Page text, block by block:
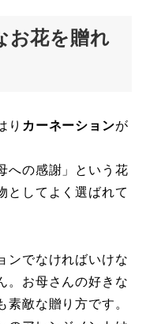
お花を贈れ
り カーネーションが
への感謝」という花
としてよく選ばれて
ンでなければいけな
。お母さんの好きな
素敵な贈り方です。